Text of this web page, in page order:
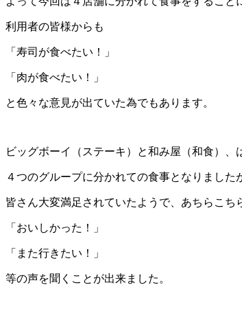
利用者の皆様からも
「寿司が食べたい！」
「肉が食べたい！」
と色々な意見が出ていた為でもあります。
ビッグボーイ（ステーキ）と和み屋（和食）、
４つのグループに分かれての食事となりました
皆さん大変満足されていたようで、あちらこち
「おいしかった！」
「また行きたい！」
等の声を聞くことが出来ました。